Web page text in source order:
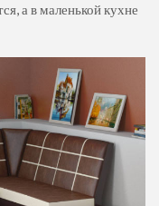
а в маленькой кухне